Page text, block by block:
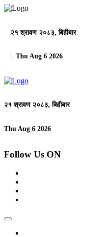
२१ श्रावण २०८३, बिहीबार
| Thu Aug 6 2026
२१ श्रावण २०८३, बिहीबार
Thu Aug 6 2026
Follow Us ON